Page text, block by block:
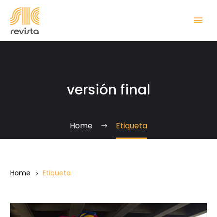
versión final
Home Etiqueta
Home Etiqueta
De